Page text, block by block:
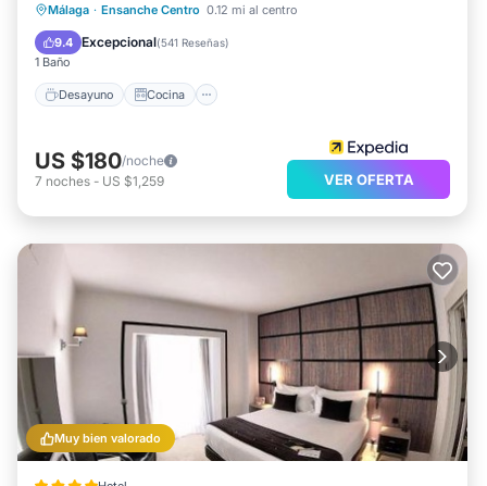
Málaga · Ensanche Centro 0.12 mi al centro
9.4 Excepcional(541 Reseñas)
1 Baño
Desayuno Cocina
Desayuno
Cocina
Aire acondicionado
US $180/noche
7 noches - US $1,259 VER OFERTA
Muy bien valorado